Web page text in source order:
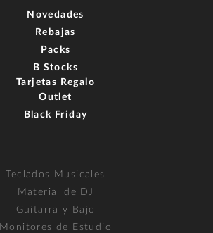
Novedades
Rebajas
Packs
B Stocks
Tarjetas Regalo
Outlet
Black Friday
Teclados Musicales
Material de DJ
Guitarra y Bajo
Monitores de Estudio